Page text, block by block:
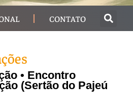
CONTATO
• Encontro
(Sertão do Pajeú